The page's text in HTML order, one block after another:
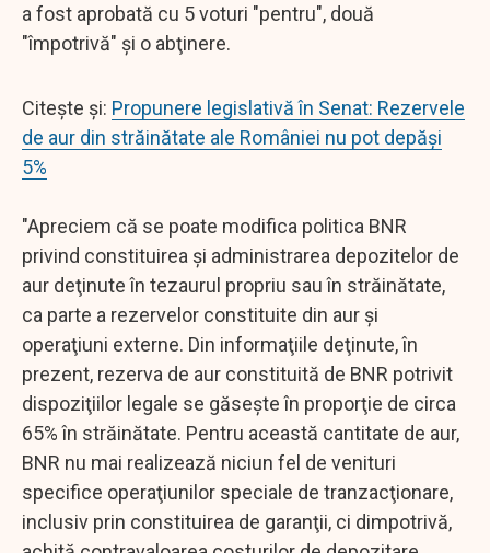
a fost aprobată cu 5 voturi "pentru", două
"împotrivă" şi o abţinere.
Citește și: Propunere legislativă în Senat: Rezervele
de aur din străinătate ale României nu pot depăși
5%
"Apreciem că se poate modifica politica BNR
privind constituirea şi administrarea depozitelor de
aur deţinute în tezaurul propriu sau în străinătate,
ca parte a rezervelor constituite din aur şi
operaţiuni externe. Din informaţiile deţinute, în
prezent, rezerva de aur constituită de BNR potrivit
dispoziţiilor legale se găseşte în proporţie de circa
65% în străinătate. Pentru această cantitate de aur,
BNR nu mai realizează niciun fel de venituri
specifice operaţiunilor speciale de tranzacţionare,
inclusiv prin constituirea de garanţii, ci dimpotrivă,